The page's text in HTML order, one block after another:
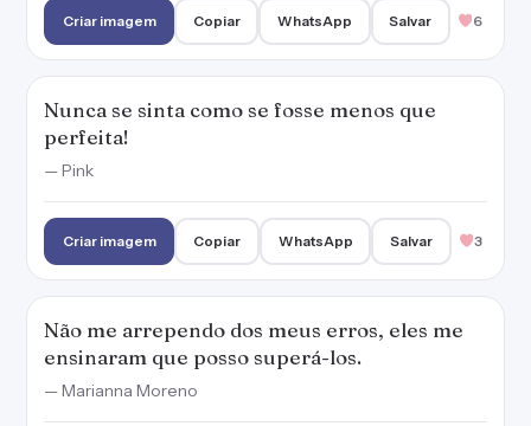
Criar imagem Copiar WhatsApp Salvar 6
Nunca se sinta como se fosse menos que
perfeita!
— Pink
Criar imagem Copiar WhatsApp Salvar 3
Não me arrependo dos meus erros, eles me
ensinaram que posso superá-los.
— Marianna Moreno